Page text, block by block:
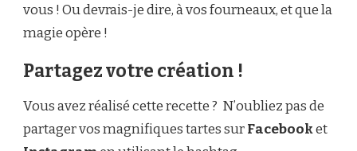
vous ! Ou devrais-je dire, à vos fourneaux, et que la
magie opère !
Partagez votre création !
Vous avez réalisé cette recette ? N’oubliez pas de
partager vos magnifiques tartes surFacebooket